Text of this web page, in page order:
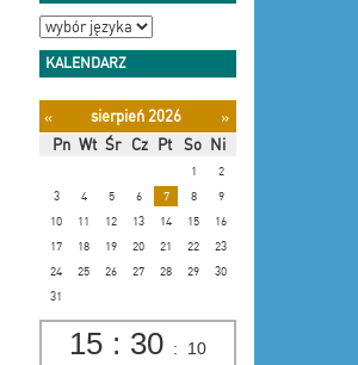
KALENDARZ
« sierpień 2026
»
Pn Wt Śr Cz Pt So Ni
1
2
3
4 5 6 7 8
9
10
11 12 13 14 15
16
17
18 19 20 21 22
23
24
25 26 27 28 29
30
31
15 : 30 : 11